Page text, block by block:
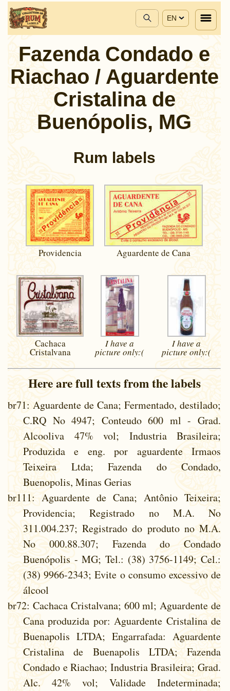
EN
Fazenda Condado e
Riachao / Aguardente
Cristalina de
Buenópolis, MG
Rum labels
Providencia Aguardente de Cana
Cachaca
Cristalvana
I have a
picture only:(
I have a
picture only:(
Here are full texts from the labels
br71: Aguardente de Cana; Fermentado, destilado;
C.RQ No 4947; Conteudo 600 ml - Grad.
Alcooliva 47% vol; Industria Brasileira;
Produzida e eng. por aguardente Irmaos
Teixeira Ltda; Fazenda do Condado,
Buenopolis, Minas Gerias
br111: Aguardente de Cana; Antônio Teixeira;
Providencia; Registrado no M.A. No
311.004.237; Registrado do produto no M.A.
No 000.88.307; Fazenda do Condado
Buenópolis - MG; Tel.: (38) 3756-1149; Cel.:
(38) 9966-2343; Evite o consumo excessivo de
álcool
br72: Cachaca Cristalvana; 600 ml; Aguardente de
Cana produzida por: Aguardente Cristalina de
Buenapolis LTDA; Engarrafada: Aguardente
Cristalina de Buenapolis LTDA; Fazenda
Condado e Riachao; Industria Brasileira; Grad.
Alc. 42% vol; Validade Indeterminada;